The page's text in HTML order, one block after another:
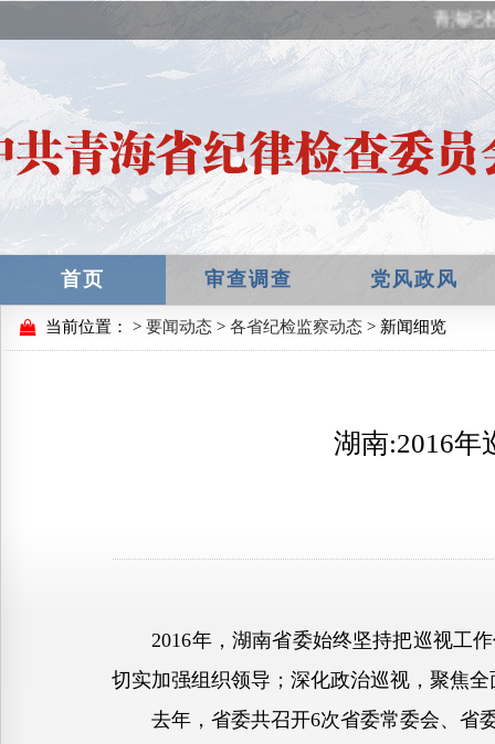
青海纪
首页 审查调查 党风政风
当前位置： > 要闻动态 > 各省纪检监察动态 > 新闻细览
湖南:2016年
2016年，湖南省委始终坚持把巡视工作
切实加强组织领导；深化政治巡视，聚焦
去年，省委共召开6次省委常委会、省委